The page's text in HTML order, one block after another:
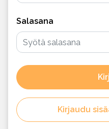
Salasana
Kirjaudu